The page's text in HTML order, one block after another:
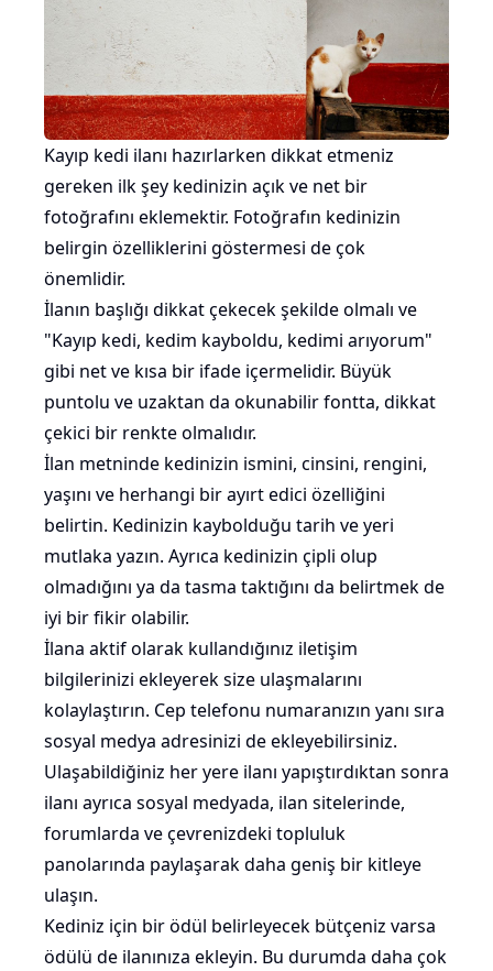
Kayıp kedi ilanı hazırlarken dikkat etmeniz
gereken ilk şey kedinizin açık ve net bir
fotoğrafını eklemektir. Fotoğrafın kedinizin
belirgin özelliklerini göstermesi de çok
önemlidir.
İlanın başlığı dikkat çekecek şekilde olmalı ve
"Kayıp kedi, kedim kayboldu, kedimi arıyorum"
gibi net ve kısa bir ifade içermelidir. Büyük
puntolu ve uzaktan da okunabilir fontta, dikkat
çekici bir renkte olmalıdır.
İlan metninde kedinizin ismini, cinsini, rengini,
yaşını ve herhangi bir ayırt edici özelliğini
belirtin. Kedinizin kaybolduğu tarih ve yeri
mutlaka yazın. Ayrıca kedinizin çipli olup
olmadığını ya da tasma taktığını da belirtmek de
iyi bir fikir olabilir.
İlana aktif olarak kullandığınız iletişim
bilgilerinizi ekleyerek size ulaşmalarını
kolaylaştırın. Cep telefonu numaranızın yanı sıra
sosyal medya adresinizi de ekleyebilirsiniz.
Ulaşabildiğiniz her yere ilanı yapıştırdıktan sonra
ilanı ayrıca sosyal medyada, ilan sitelerinde,
forumlarda ve çevrenizdeki topluluk
panolarında paylaşarak daha geniş bir kitleye
ulaşın.
Kediniz için bir ödül belirleyecek bütçeniz varsa
ödülü de ilanınıza ekleyin. Bu durumda daha çok